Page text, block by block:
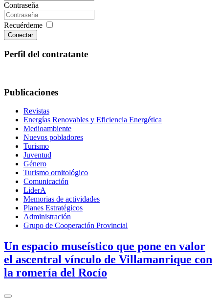
Contraseña
Recuérdeme
Conectar
Perfil del contratante
Publicaciones
Revistas
Energías Renovables y Eficiencia Energética
Medioambiente
Nuevos pobladores
Turismo
Juventud
Género
Turismo ornitológico
Comunicación
LiderA
Memorias de actividades
Planes Estratégicos
Administración
Grupo de Cooperación Provincial
Un espacio museístico que pone en valor
el ascentral vínculo de Villamanrique con
la romería del Rocío